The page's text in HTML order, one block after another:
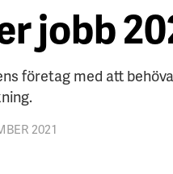
jobb
företag med att
2021